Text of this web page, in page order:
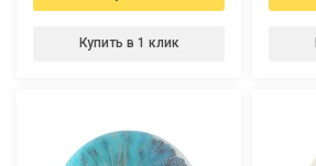
Купить в 1 клик